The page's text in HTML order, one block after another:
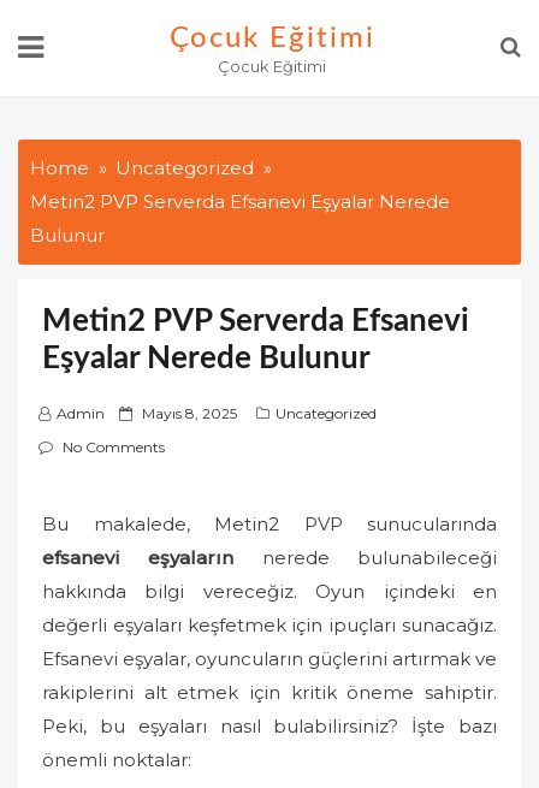
Çocuk Eğitimi
Çocuk Eğitimi
Home
Uncategorized
Metin2 PVP Serverda Efsanevi Eşyalar Nerede
Bulunur
Metin2 PVP Serverda Efsanevi
Eşyalar Nerede Bulunur
Admin
P
o
e
Mayıs 8, 2025
Uncategorized
No Comments
Bu makalede, Metin2 PVP sunucularında
efsanevi eşyaların nerede bulunabileceği
hakkında bilgi vereceğiz. Oyun içindeki en
değerli eşyaları keşfetmek için ipuçları sunacağız.
Efsanevi eşyalar, oyuncuların güçlerini artırmak ve
rakiplerini alt etmek için kritik öneme sahiptir.
Peki, bu eşyaları nasıl bulabilirsiniz? İşte bazı
önemli noktalar: